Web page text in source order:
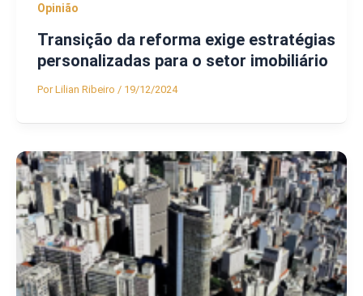
Opinião
Transição da reforma exige estratégias
personalizadas para o setor imobiliário
PorLilian Ribeiro / 19/12/2024